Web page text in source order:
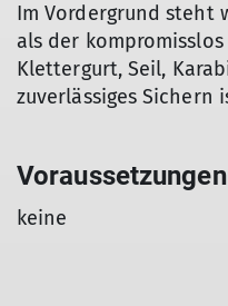
Im Vordergrund steht
als der
Klettergurt, Seil,
zuverlässiges Sichern
Voraussetzungen
keine